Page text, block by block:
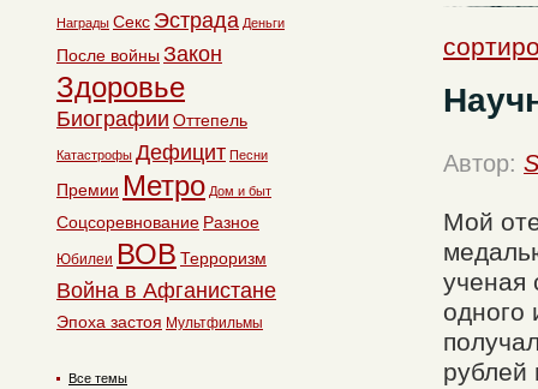
Автор:
Мой
ученая
одного
рублей
Награды Секс Эстрада Деньги
После войны Закон
Здоровье
Биографии Оттепель
Катастрофы Дефицит Песни
Премии Метро Дом и быт
Соцсоревнование Разное
Юбилеи ВОВ Терроризм
Война в Афганистане
Эпоха застоя Мультфильмы
Все темы